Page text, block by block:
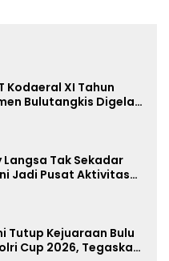
Kodaeral XI Tahun
Bulutangkis Digelar
Langsa Tak Sekadar
Jadi Pusat Aktivitas
Tutup Kejuaraan Bulu
Cup 2026, Tegaskan